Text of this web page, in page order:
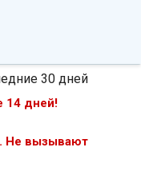
30 дней
14 дней!
Не вызывают